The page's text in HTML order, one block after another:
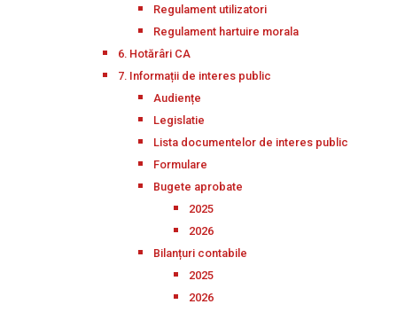
Regulament utilizatori
Regulament hartuire morala
6. Hotărâri CA
7. Informații de interes public
Audiențe
Legislatie
Lista documentelor de interes public
Formulare
Bugete aprobate
2025
2026
Bilanțuri contabile
2025
2026